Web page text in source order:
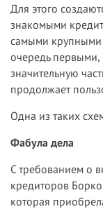
Для этого
знакомыми
самыми крупными
очередь первыми,
значительную
продолжает
Одна из таких
Фабула дела
С требованием о
кредиторов
которая